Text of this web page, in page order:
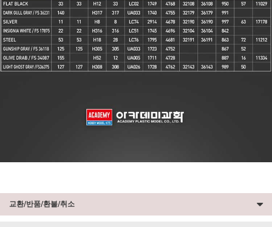
교환/반품/환불/취소